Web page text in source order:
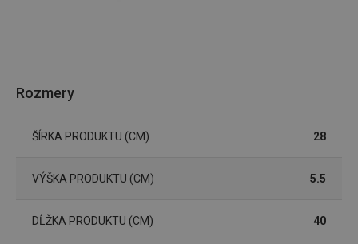
Rozmery
ŠÍRKA PRODUKTU (CM) 28
VÝŠKA PRODUKTU (CM) 5.5
DĹŽKA PRODUKTU (CM) 40